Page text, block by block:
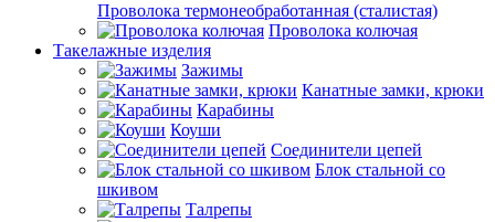
Проволока термонеобработанная (сталистая)
Проволока колючая
Такелажные изделия
Зажимы
Канатные замки, крюки
Карабины
Коуши
Соединители цепей
Блок стальной со
шкивом
Талрепы